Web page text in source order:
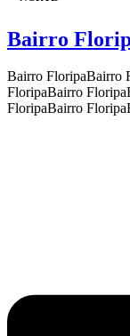
Bairro
Bairro FloripaBairro
FloripaBairro
FloripaBairro